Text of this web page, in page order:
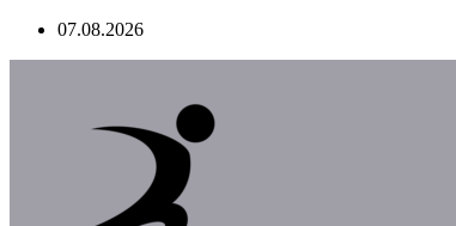
Перейти07.08.2026